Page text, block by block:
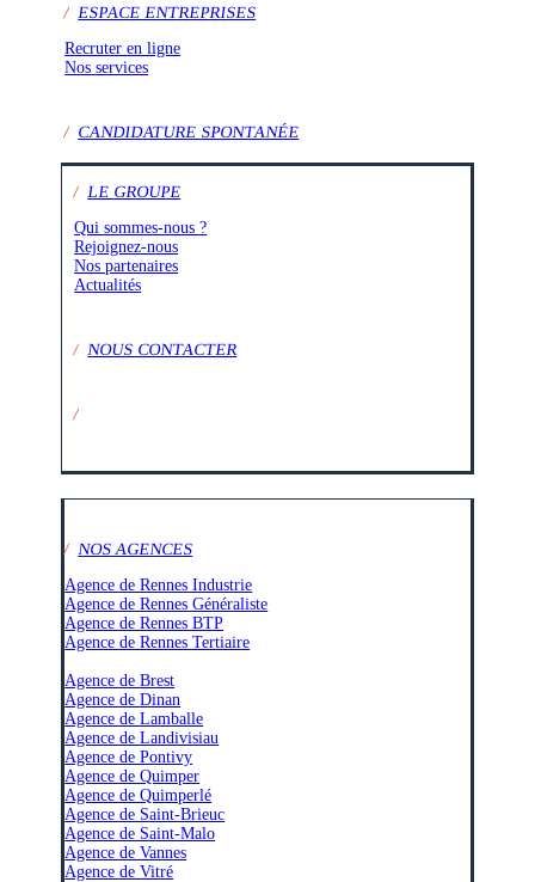
/ ESPACE ENTREPRISES
Recruter en ligne
Nos services
/ CANDIDATURE SPONTANÉE
/ LE GROUPE
Qui sommes-nous ?
Rejoignez-nous
Nos partenaires
Actualités
/NOUS CONTACTER
/
/ NOS AGENCES
Agence de Rennes Industrie
Agence de Rennes Généraliste
Agence de Rennes BTP
Agence de Rennes Tertiaire
Agence de Brest
Agence de Dinan
Agence de Lamballe
Agence de Landivisiau
Agence de Pontivy
Agence de Quimper
Agence de Quimperlé
Agence de Saint-Brieuc
Agence de Saint-Malo
Agence de Vannes
Agence de Vitré